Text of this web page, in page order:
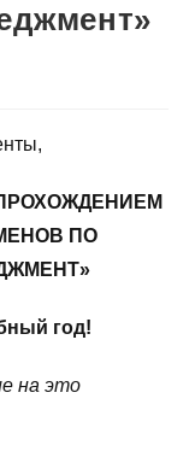
ПО
год!
на это